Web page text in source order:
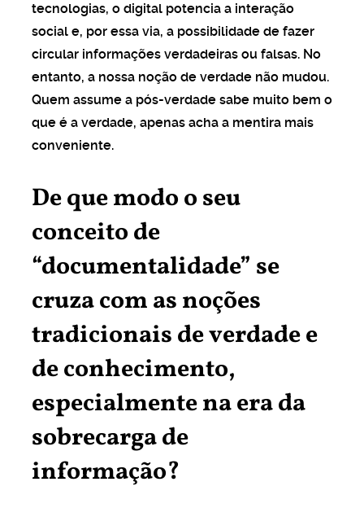
por si no Politeama
fazer splash é ser
tecnologias, o digital potencia a interação
social e, por essa via, a possibilidade de fazer
circular informações verdadeiras ou falsas. No
entanto, a nossa noção de verdade não mudou.
Quem assume a pós-verdade sabe muito bem o
que é a verdade, apenas acha a mentira mais
conveniente.
De que modo o seu
conceito de
“documentalidade” se
cruza com as noções
tradicionais de verdade e
de conhecimento,
especialmente na era da
sobrecarga de
informação?